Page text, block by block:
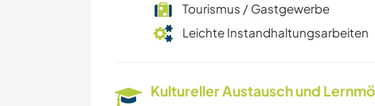
Tourismus / Gastgewerbe
Leichte Instandhaltungsarbeiten
Kultureller Austausch und